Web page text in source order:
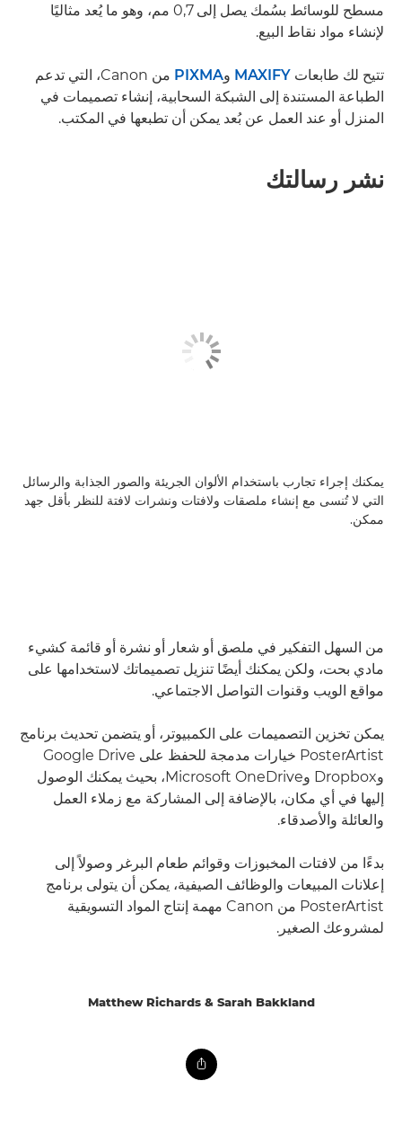
مسطح للوسائط بسُمك يصل إلى 0,7 مم، وهو ما يُعد مثاليًا
لإنشاء مواد نقاط البيع.
تتيح لك طابعات MAXIFY وPIXMA
من Canon، التي تدعم
الطباعة المستندة إلى الشبكة السحابية، إنشاء تصميمات في
المنزل أو عند العمل عن بُعد يمكن أن تطبعها في المكتب.
نشر رسالتك
يمكنك إجراء تجارب باستخدام الألوان الجريئة والصور الجذابة والرسائل
التي لا تُنسى مع إنشاء ملصقات ولافتات ونشرات لافتة للنظر بأقل جهد
ممكن.
من السهل التفكير في ملصق أو شعار أو نشرة أو قائمة كشيء
مادي بحت، ولكن يمكنك أيضًا تنزيل تصميماتك لاستخدامها على
مواقع الويب وقنوات التواصل الاجتماعي.
يمكن تخزين التصميمات على الكمبيوتر، أو يتضمن تحديث برنامج
PosterArtist خيارات مدمجة للحفظ على Google Drive
وDropbox وMicrosoft OneDrive، بحيث يمكنك الوصول
إليها في أي مكان، بالإضافة إلى المشاركة مع زملاء العمل
والعائلة والأصدقاء.
بدءًا من لافتات المخبوزات وقوائم طعام البرغر وصولاً إلى
إعلانات المبيعات والوظائف الصيفية، يمكن أن يتولى برنامج
PosterArtist من Canon مهمة إنتاج المواد التسويقية
لمشروعك الصغير.
Matthew Richards & Sarah Bakkland